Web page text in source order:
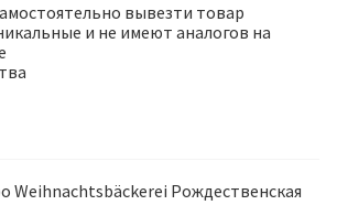
вывезти товар
и не имеют аналогов на
Weihnachtsbäckerei Рождественская